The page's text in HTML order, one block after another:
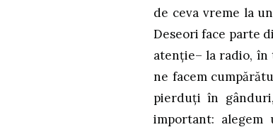
de ceva vreme la
Deseori face parte
atenție– la radio, în
ne facem
pierduți în
important: